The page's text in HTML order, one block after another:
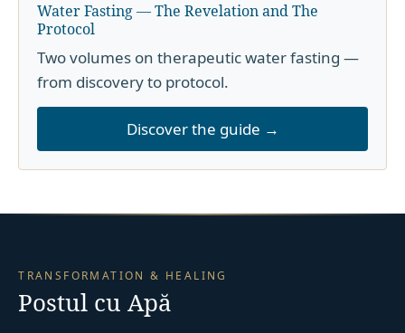
Water Fasting — The Revelation and The
Protocol
Two volumes on therapeutic water fasting —
from discovery to protocol.
Discover the guide →
TRANSFORMATION & HEALING
Postul cu Apă